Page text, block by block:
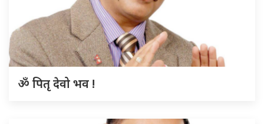
ॐ पितृ देवो भव !